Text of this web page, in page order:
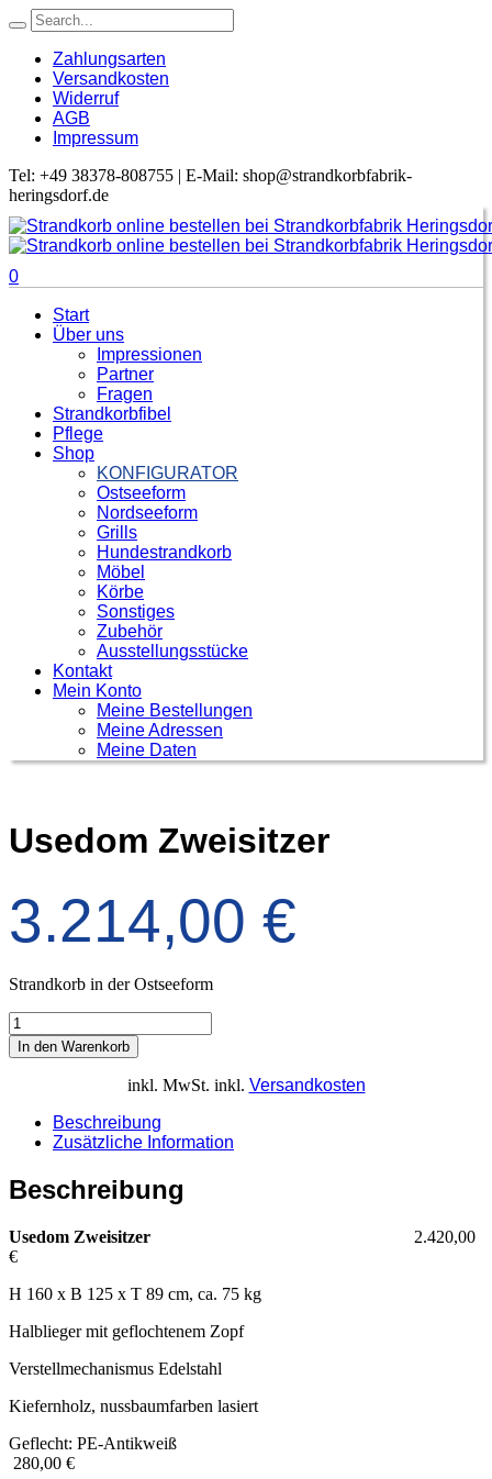
Zahlungsarten
Versandkosten
Widerruf
AGB
Impressum
Tel: +49 38378-808755 | E-Mail: shop@strandkorbfabrik-
heringsdorf.de
0
Start
Über uns
Impressionen
Partner
Fragen
Strandkorbfibel
Pflege
Shop
KONFIGURATOR
Ostseeform
Nordseeform
Grills
Hundestrandkorb
Möbel
Körbe
Sonstiges
Zubehör
Ausstellungsstücke
Kontakt
Mein Konto
Meine Bestellungen
Meine Adressen
Meine Daten
Usedom Zweisitzer
3.214,00 €
Strandkorb in der Ostseeform
In den Warenkorb
inkl. MwSt. inkl. Versandkosten
Beschreibung
Zusätzliche Information
Beschreibung
Usedom Zweisitzer 2.420,00
€
H 160 x B 125 x T 89 cm, ca. 75 kg
Halblieger mit geflochtenem Zopf
Verstellmechanismus Edelstahl
Kiefernholz, nussbaumfarben lasiert
Geflecht: PE-Antikweiß
280,00 €